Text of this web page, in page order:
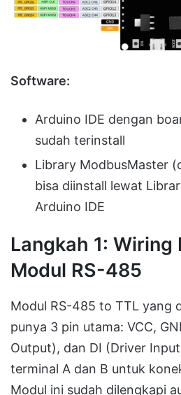
Software:
Arduino IDE dengan
sudah terinstall
Library ModbusMaster
bisa diinstall lewat
Arduino IDE
Langkah 1: Wiring
Modul RS-485
Modul RS-485 to TTL yang
punya 3 pin utama: VCC,
Output), dan DI (Driver
terminal A dan B untuk
Modul ini sudah dilengkapi